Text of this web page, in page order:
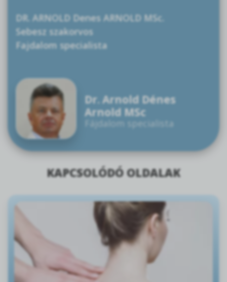
DR. ARNOLD Denes ARNOLD MSc.
Sebesz szakorvos
Fajdalom specialista
Dr. Arnold Dénes
Arnold MSc
Fájdalom specialista
KAPCSOLÓDÓ OLDALAK